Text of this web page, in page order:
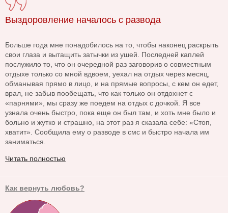
Выздоровление началось с развода
Больше года мне понадобилось на то, чтобы наконец раскрыть
свои глаза и вытащить затычки из ушей. Последней каплей
послужило то, что он очередной раз заговорив о совместным
отдыхе только со мной вдвоем, уехал на отдых через месяц,
обманывая прямо в лицо, и на прямые вопросы, с кем он едет,
врал, не забыв пообещать, что как только он отдохнет с
«парнями», мы сразу же поедем на отдых с дочкой. Я все
узнала очень быстро, пока еще он был там, и хоть мне было и
больно и жутко и страшно, на этот раз я сказала себе: «Стоп,
хватит». Сообщила ему о разводе в смс и быстро начала им
заниматься.
Читать полностью
Как вернуть любовь?